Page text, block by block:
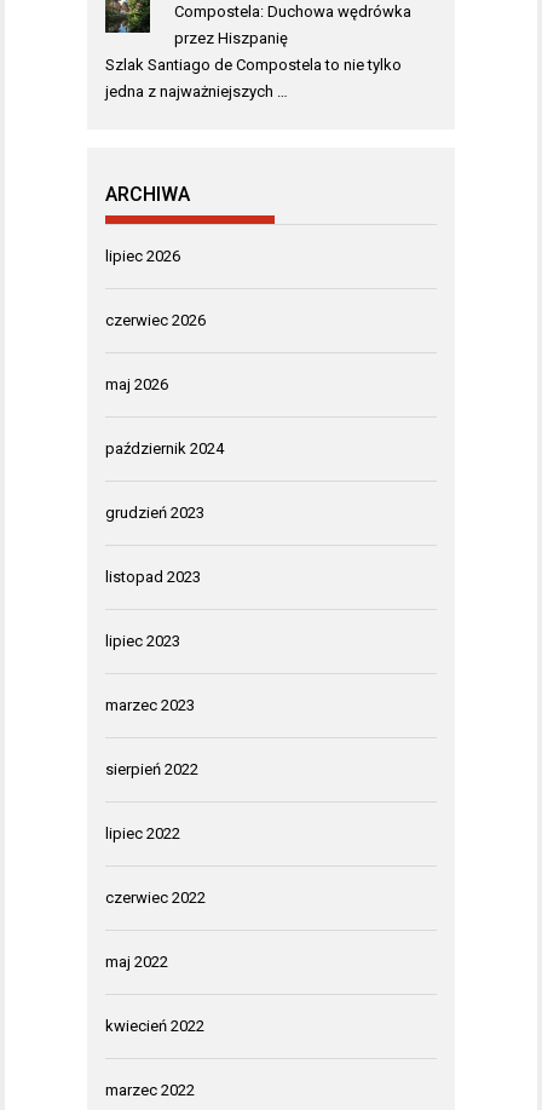
Compostela: Duchowa wędrówka
przez Hiszpanię
Szlak Santiago de Compostela to nie tylko
jedna z najważniejszych …
ARCHIWA
lipiec 2026
czerwiec 2026
maj 2026
październik 2024
grudzień 2023
listopad 2023
lipiec 2023
marzec 2023
sierpień 2022
lipiec 2022
czerwiec 2022
maj 2022
kwiecień 2022
marzec 2022